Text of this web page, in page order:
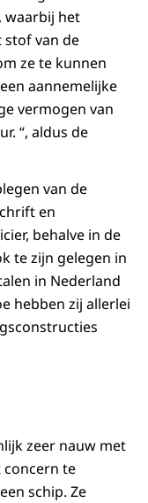
waarbij het
van de
ze te kunnen
aannemelijke
vermogen van
“, aldus de
van de
en
behalve in de
te zijn gelegen in
in Nederland
hebben zij allerlei
zeer nauw met
concern te
schip. Ze